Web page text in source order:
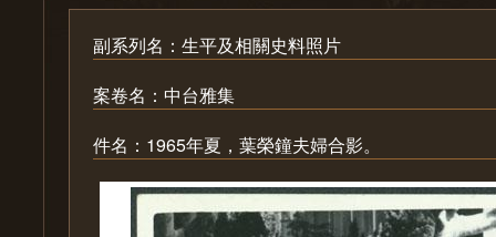
副系列名：生平及相關史料照片
案卷名：中台雅集
件名：1965年夏，葉榮鐘夫婦合影。